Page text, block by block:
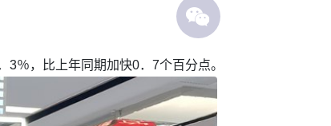
％，比上年同期加快0．7个百分点。